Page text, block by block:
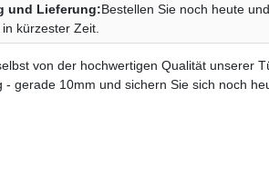
und Lieferung:Bestellen Sie noch heute
kürzester Zeit.
von der hochwertigen Qualität unserer
- gerade 10mm und sichern Sie sich noch